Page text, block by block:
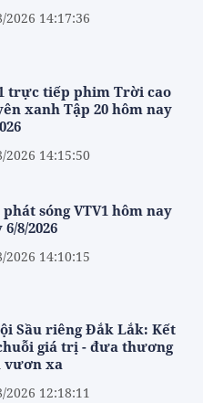
2026 14:17:36
trực tiếp phim Trời cao
xanh Tập 20 hôm nay
2026 14:15:50
sóng VTV1 hôm nay
6/8/2026
2026 14:10:15
Sầu riêng Đắk Lắk: Kết
giá trị - đưa thương
vươn xa
2026 12:18:11